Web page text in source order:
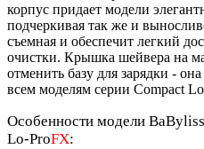
корпус придает модели
подчеркивая так же и
съемная и обеспечит легкий
очистки. Крышка шейвера на
отменить базу для зарядки -
всем моделям серии Compact
Особенности модели
Lo-ProFX: